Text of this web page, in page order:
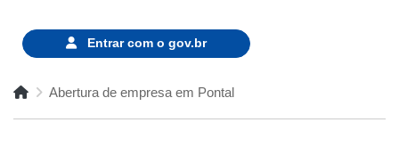
Entrar com o gov.br
Abertura de empresa em Pontal